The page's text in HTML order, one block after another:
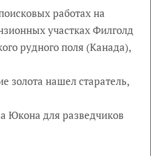
работах на
участках Филголд
рудного поля (Канада),
золота нашел старатель,
Юкона для разведчиков